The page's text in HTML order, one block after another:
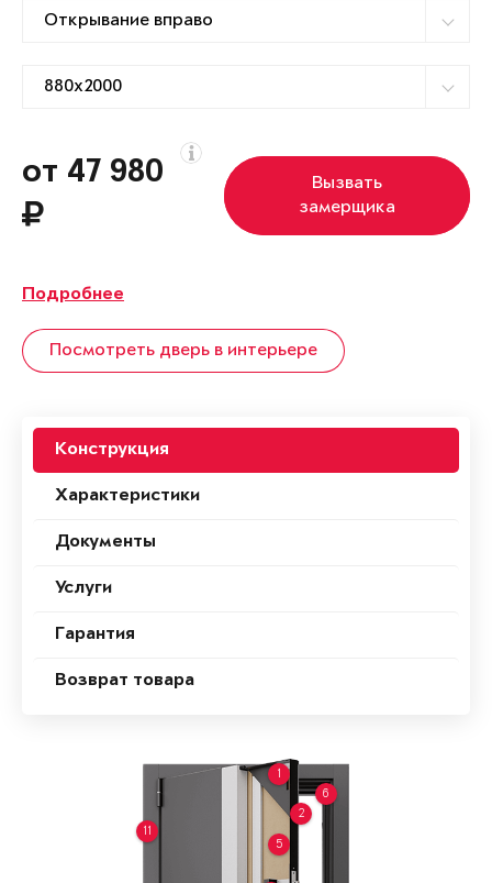
от 47 980
Вызвать
замерщика
Подробнее
Посмотреть дверь в интерьере
Конструкция
Характеристики
Документы
Услуги
Гарантия
Возврат товара
1
2
5
6
11